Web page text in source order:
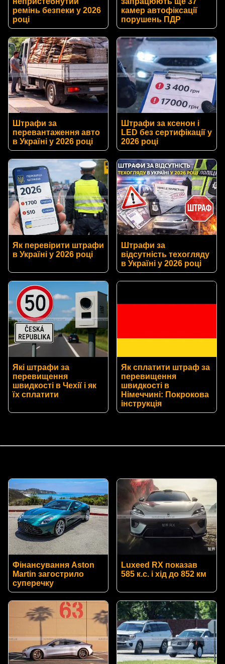
ремінь безпеки у 2026
році
камер автофіксації
порушень ПДР
Штрафи за
перевантаження авто
в Україні у 2026 році
Штрафи за ксенон і
LED без сертифікації у
2026 році
Як перевірити штрафи
в Україні у 2026 році
Штрафи за
відсутність техогляду
в Україні у 2026 році
Які штрафи за
перевищення
швидкості в Чехії і як
їх сплатити
Як сплатити штраф за
перевищення
швидкості в
Німеччині: Покрокова
інструкція
Фінансування Aston
Martin загострило
суперечку
Luxeed RX показав
585 к.с. і хід до 852 км